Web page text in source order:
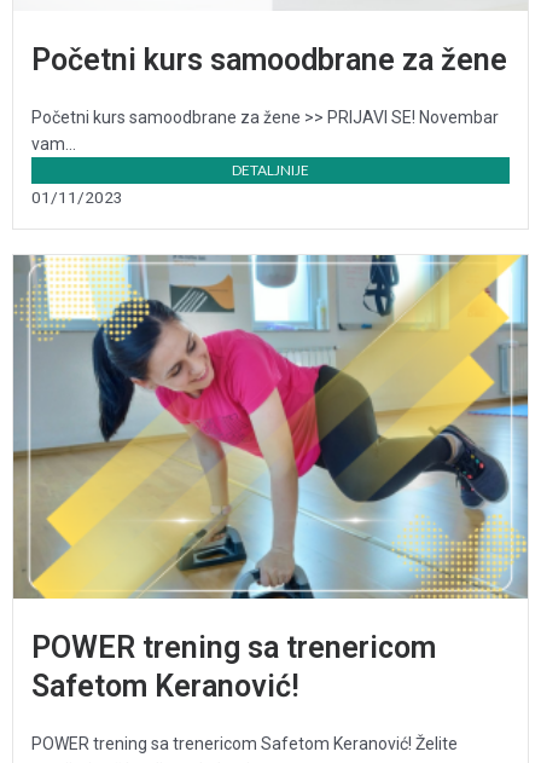
Početni kurs samoodbrane za žene
Početni kurs samoodbrane za žene >> PRIJAVI SE! Novembar
vam...
DETALJNIJE
01/11/2023
POWER trening sa trenericom
Safetom Keranović!
POWER trening sa trenericom Safetom Keranović! Želite